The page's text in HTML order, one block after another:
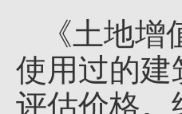
《土地
使用过的建
评估价格。